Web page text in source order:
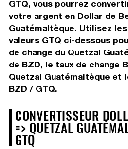
GTQ, vous pourrez
votre argent en Dollar de
Guatémaltèque. Utilisez
valeurs GTQ ci-dessous
de change du Quetzal
de BZD, le taux de change
Quetzal Guatémaltèque et
BZD / GTQ.
CONVERTISSEUR
=> QUETZAL
GTQ